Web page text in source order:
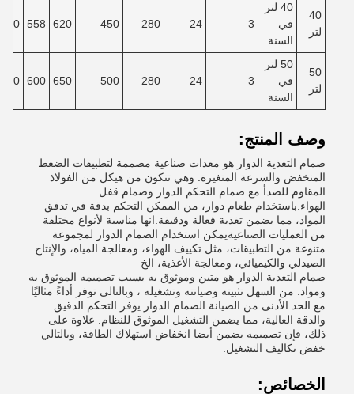
40
لتر
40 لتر
في
السنة
3
24
280
450
620
558
500
50
لتر
50 لتر
في
السنة
3
24
280
500
650
600
540
وصف المنتج:
صمام التغذية الدوار هو معدات صناعية مصممة لتطبيقات الضغط
المنخفض والسرعة المتغيرة. وهي تتكون من هيكل من الفولاذ
المقاوم للصدأ مع صمام التحكم الدوار وصمام قفل
الهواء.باستخدام طعام دوار، من الممكن التحكم بدقة في تدفق
المواد، مما يضمن تغذية فعالة ودقيقة.انها مناسبة لأنواع مختلفة
من العمليات الصناعيةيمكن استخدام الصمام الدوار لمجموعة
متنوعة من التطبيقات، مثل تكييف الهواء، ومعالجة المياه، والإنتاج
الصيدلي والكيميائي، ومعالجة الأغذية، الخ
صمام التغذية الدوار هو متين وموثوق به بسبب تصميمه الموثوق به
ومواد. من السهل تثبيته وصيانته وتشغيله ، وبالتالي توفر أداءً مثاليًا
مع الحد الأدنى من الصيانة.الصمام الدوار يوفر التحكم الدقيق
والدقة العالية، مما يضمن التشغيل الموثوق للنظام. علاوة على
ذلك، فإن تصميمه يضمن أيضا انخفاض استهلاك الطاقة، وبالتالي
خفض تكاليف التشغيل.
الخصائص: